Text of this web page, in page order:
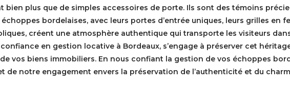
bien plus que de simples accessoires de porte. Ils sont des témoins
bordelaises, avec leurs portes d’entrée uniques, leurs grilles en
créent une atmosphère authentique qui transporte les visiteurs
en gestion locative à Bordeaux, s’engage à préserver cet
vos biens immobiliers. En nous confiant la gestion de vos échoppes
de notre engagement envers la préservation de l’authenticité et du